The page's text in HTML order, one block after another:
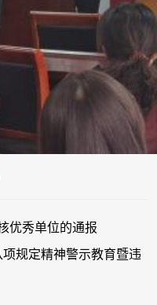
优秀单位的通报
规定精神警示教育暨违